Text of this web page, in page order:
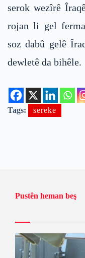
serok wezîrê
rojan li gel
soz dabû gelê
dewletê da bihêle.
Tags: sereke
Pustên heman beş